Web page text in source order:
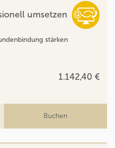
umsetzen
stärken
1.142,40 €
Buchen